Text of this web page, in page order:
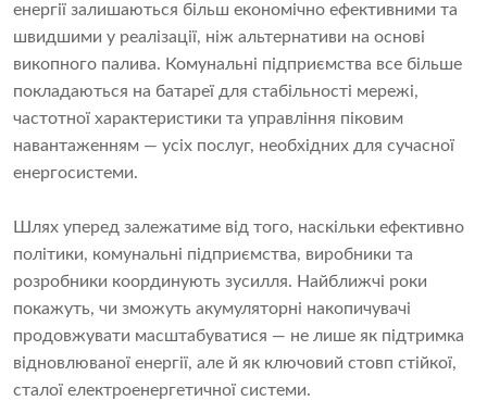
енергії залишаються більш економічно ефективними та
швидшими у реалізації, ніж альтернативи на основі
викопного палива. Комунальні підприємства все більше
покладаються на батареї для стабільності мережі,
частотної характеристики та управління піковим
навантаженням — усіх послуг, необхідних для сучасної
енергосистеми.
Шлях уперед залежатиме від того, наскільки ефективно
політики, комунальні підприємства, виробники та
розробники координують зусилля. Найближчі роки
покажуть, чи зможуть акумуляторні накопичувачі
продовжувати масштабуватися — не лише як підтримка
відновлюваної енергії, але й як ключовий стовп стійкої,
сталої електроенергетичної системи.